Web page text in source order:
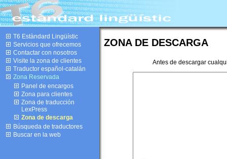
T6 Estàndard Lingüístic
Servicios que ofrecemos
Contactar con nosotros
Visite la zona de clientes
Traductor español-catalán
Zona Reservada
Panel de encargos
Zona para clientes
Zona de traducción
LexPress
Zona de descarga
Búsqueda de traductores
Buscar en la web
ZONA DE DESCARGA
Antes de descargar